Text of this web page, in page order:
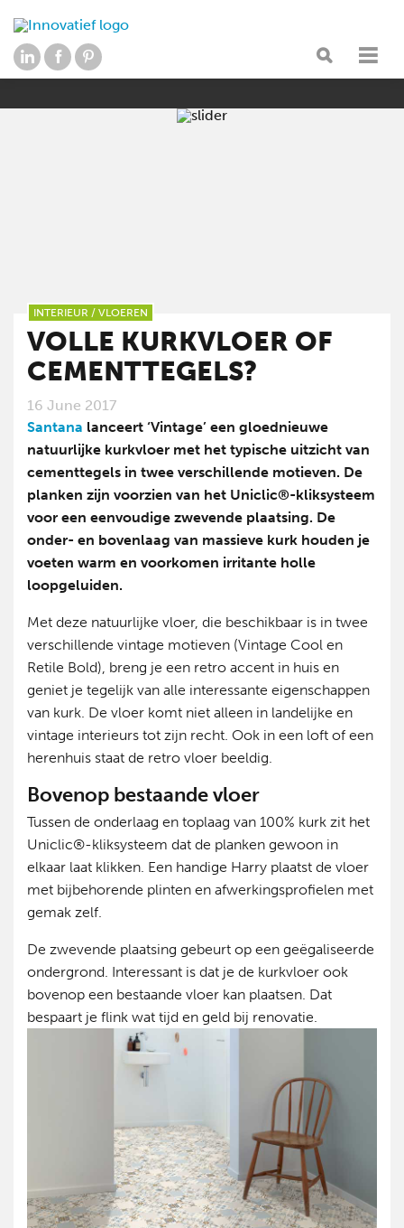
INTERIEUR / VLOEREN
VOLLE KURKVLOER OF
CEMENTTEGELS?
16 June 2017
Santana lanceert ‘Vintage’ een gloednieuwe
natuurlijke kurkvloer met het typische uitzicht van
cementtegels in twee verschillende motieven. De
planken zijn voorzien van het Uniclic®-kliksysteem
voor een eenvoudige zwevende plaatsing. De
onder- en bovenlaag van massieve kurk houden je
voeten warm en voorkomen irritante holle
loopgeluiden.
Met deze natuurlijke vloer, die beschikbaar is in twee
verschillende vintage motieven (Vintage Cool en
Retile Bold), breng je een retro accent in huis en
geniet je tegelijk van alle interessante eigenschappen
van kurk. De vloer komt niet alleen in landelijke en
vintage interieurs tot zijn recht. Ook in een loft of een
herenhuis staat de retro vloer beeldig.
Bovenop bestaande vloer
Tussen de onderlaag en toplaag van 100% kurk zit het
Uniclic®-kliksysteem dat de planken gewoon in
elkaar laat klikken. Een handige Harry plaatst de vloer
met bijbehorende plinten en afwerkingsprofielen met
gemak zelf.
De zwevende plaatsing gebeurt op een geëgaliseerde
ondergrond. Interessant is dat je de kurkvloer ook
bovenop een bestaande vloer kan plaatsen. Dat
bespaart je flink wat tijd en geld bij renovatie.